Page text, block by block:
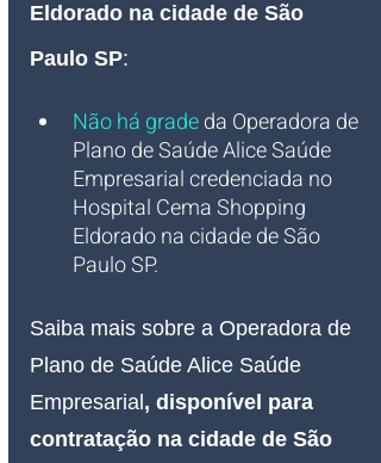
Eldorado na cidade de São
Paulo SP:
Não há grade da Operadora de
Plano de Saúde Alice Saúde
Empresarial credenciada no
Hospital Cema Shopping
Eldorado na cidade de São
Paulo SP.
Saiba mais sobre a Operadora de
Plano de Saúde Alice Saúde
Empresarial , disponível para
contratação na cidade de São